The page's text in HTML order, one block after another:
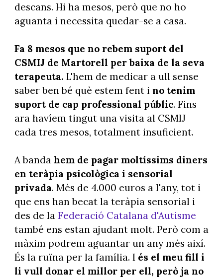
descans. Hi ha mesos, però que no ho
aguanta i necessita quedar-se a casa.
Fa 8 mesos que no rebem suport del
CSMIJ de Martorell per baixa de la seva
terapeuta. L'hem de medicar a ull sense
saber ben bé què estem fent i no tenim
suport de cap professional públic. Fins
ara havíem tingut una visita al CSMIJ
cada tres mesos, totalment insuficient.
A banda hem de pagar moltíssims diners
en teràpia psicològica i sensorial
privada. Més de 4.000 euros a l'any, tot i
que ens han becat la teràpia sensorial i
des de la Federació Catalana d'Autisme
també ens estan ajudant molt. Però com a
màxim podrem aguantar un any més així.
És la ruïna per la família. I és el meu fill i
li vull donar el millor per ell, però ja no